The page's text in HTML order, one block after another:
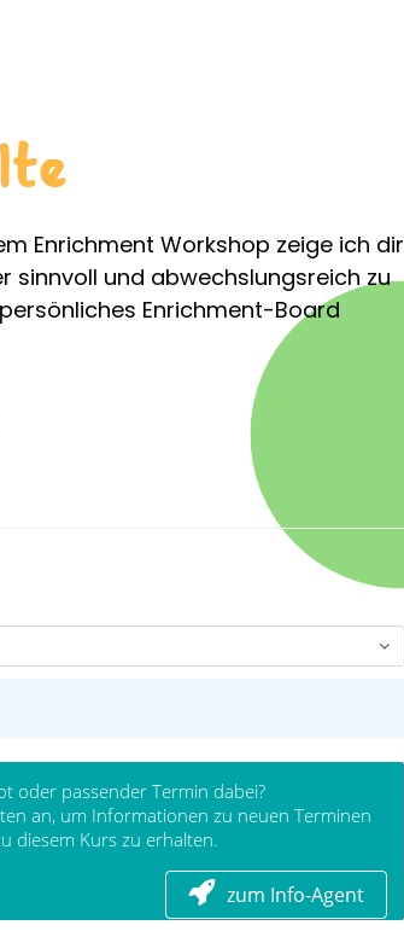
Enrichment Workshop zeige ich dir
sinnvoll und abwechslungsreich zu
Enrichment-Board